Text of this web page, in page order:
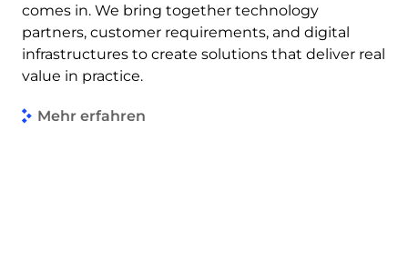
comes in. We bring together technology
partners, customer requirements, and digital
infrastructures to create solutions that deliver real
value in practice.
Mehr erfahren